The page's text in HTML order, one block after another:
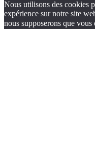
Nous utilisons des cookies
expérience sur notre site
nous supposerons que vous